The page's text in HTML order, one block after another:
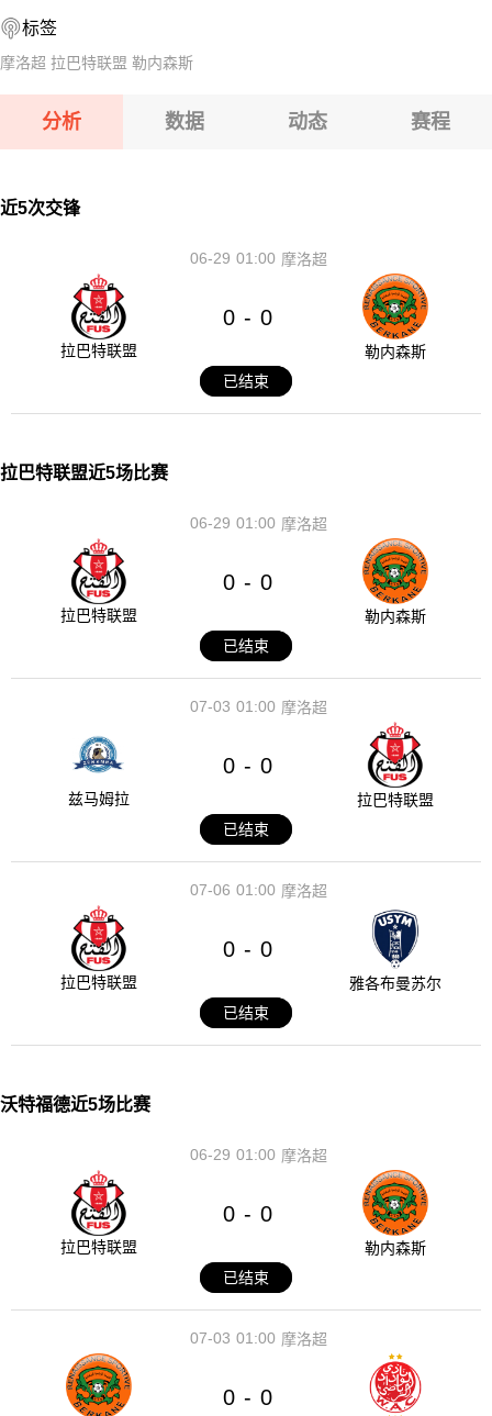
08-08 【奥乙】 格拉茨风暴青年队VSFAC维也纳
标签
摩洛超 拉巴特联盟 勒内森斯
分析 数据 动态 赛程
近5次交锋
01:00
06-29 摩洛超
拉巴特联盟
0 - 0
勒内森斯
已结束
拉巴特联盟近5场比赛
01:00
06-29 摩洛超
拉巴特联盟
0 - 0
勒内森斯
已结束
01:00
07-03 摩洛超
兹马姆拉
0 - 0
拉巴特联盟
已结束
01:00
07-06 摩洛超
拉巴特联盟
0 - 0
雅各布曼苏尔
已结束
沃特福德近5场比赛
01:00
06-29 摩洛超
拉巴特联盟
0 - 0
勒内森斯
已结束
01:00
07-03 摩洛超
0 - 0